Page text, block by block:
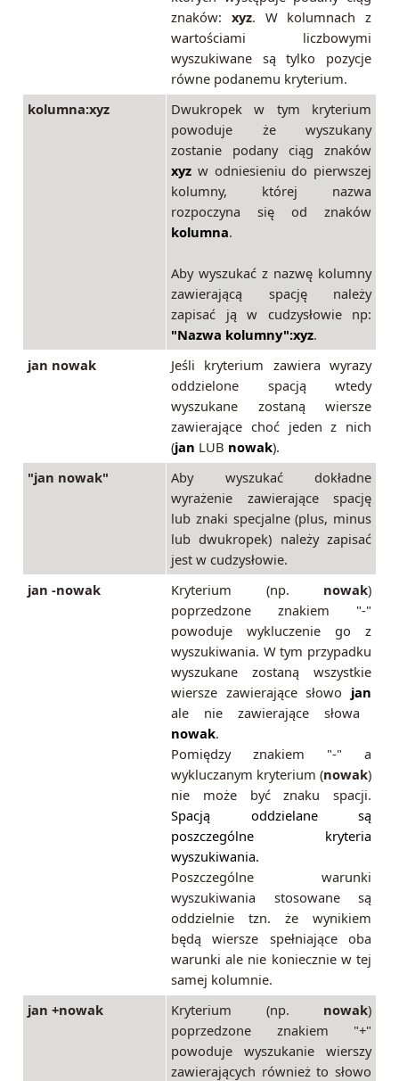
znaków: xyz. W kolumnach z
wartościami liczbowymi
wyszukiwane są tylko pozycje
równe podanemu kryterium.
kolumna:xyz
Dwukropek w tym kryterium
powoduje że wyszukany
zostanie podany ciąg znaków
xyz w odniesieniu do pierwszej
kolumny, której nazwa
rozpoczyna się od znaków
kolumna.
Aby wyszukać z nazwę kolumny
zawierającą spację należy
zapisać ją w cudzysłowie np:
"Nazwa kolumny":xyz.
jan nowak
Jeśli kryterium zawiera wyrazy
oddzielone spacją wtedy
wyszukane zostaną wiersze
zawierające choć jeden z nich
(jan LUB nowak).
"jan nowak"
Aby wyszukać dokładne
wyrażenie zawierające spację
lub znaki specjalne (plus, minus
lub dwukropek) należy zapisać
jest w cudzysłowie.
jan -nowak
Kryterium (np. nowak)
poprzedzone znakiem "-"
powoduje wykluczenie go z
wyszukiwania. W tym przypadku
wyszukane zostaną wszystkie
wiersze zawierające słowo jan
ale nie zawierające słowa
nowak.
Pomiędzy znakiem "-" a
wykluczanym kryterium (nowak)
nie może być znaku spacji.
Spacją oddzielane są
poszczególne kryteria
wyszukiwania.
Poszczególne warunki
wyszukiwania stosowane są
oddzielnie tzn. że wynikiem
będą wiersze spełniające oba
warunki ale nie koniecznie w tej
samej kolumnie.
jan +nowak
Kryterium (np. nowak)
poprzedzone znakiem "+"
powoduje wyszukanie wierszy
zawierających również to słowo